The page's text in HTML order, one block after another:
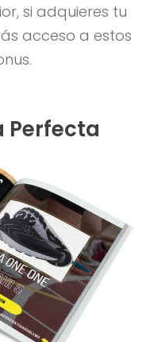
si adquieres tu
acceso a estos
Perfecta